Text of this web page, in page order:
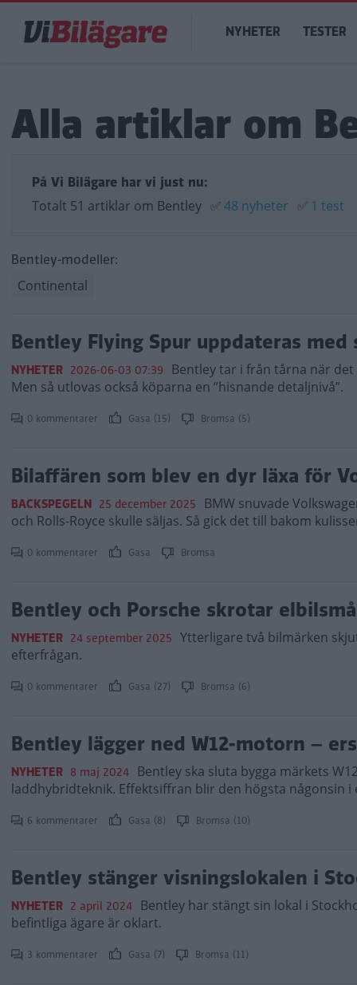
huvudinnehåll
Main
navigation
NYHETER TESTER
Alla artiklar om
På Vi Bilägare har vi just nu:
Totalt 51 artiklar om Bentley ✅48 nyheter ✅ 1 test
Bentley-modeller:
Continental
Bentley Flying Spur uppdateras
NYHETER 2026-06-03 07:39 Bentley tar i från tårna när
Men så utlovas också köparna en ”hisnande detaljnivå”.
0 kommentarer Gasa (15) Bromsa (5)
Bilaffären som blev en dyr läxa för
BACKSPEGELN 25 december 2025 BMW snuvade
och Rolls-Royce skulle säljas. Så gick det till bakom
0 kommentarer Gasa Bromsa
Bentley och Porsche skrotar
NYHETER 24 september 2025 Ytterligare två bilmärken
efterfrågan.
0 kommentarer Gasa (27) Bromsa (6)
Bentley lägger ned W12-motorn –
NYHETER 8 maj 2024 Bentley ska sluta bygga märkets
laddhybridteknik. Effektsiffran blir den högsta någonsin i
6 kommentarer Gasa (8) Bromsa (10)
Bentley stänger visningslokalen i
NYHETER 2 april 2024 Bentley har stängt sin lokal i
befintliga ägare är oklart.
3 kommentarer Gasa (7) Bromsa (11)